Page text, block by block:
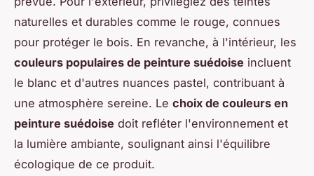
naturelles et durables comme le rouge, connues
pour protéger le bois. En revanche, à l'intérieur, les
couleurs populaires de peinture suédoise incluent
le blanc et d'autres nuances pastel, contribuant à
une atmosphère sereine. Le choix de couleurs en
peinture suédoise doit refléter l'environnement et
la lumière ambiante, soulignant ainsi l'équilibre
écologique de ce produit.